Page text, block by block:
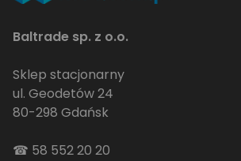
Baltrade sp. z o.o.
Sklep stacjonarny
ul. Geodetów 24
80-298 Gdańsk
☎ 58 552 20 20